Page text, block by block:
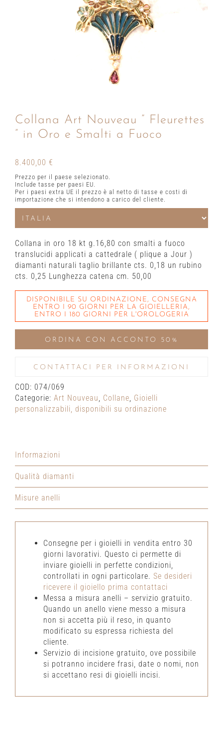
Collana Art Nouveau ” Fleurettes
” in Oro e Smalti a Fuoco
8.400,00 €
Prezzo per il paese selezionato.
Include tasse per paesi EU.
Per i paesi extra UE il prezzo è al netto di tasse e costi di
importazione che si intendono a carico del cliente.
Collana in oro 18 kt g.16,80 con smalti a fuoco
translucidi applicati a cattedrale ( plique a Jour )
diamanti naturali taglio brillante cts. 0,18 un rubino
cts. 0,25 Lunghezza catena cm. 50,00
DISPONIBILE SU ORDINAZIONE, CONSEGNA
ENTRO I 90 GIORNI PER LA GIOIELLERIA,
ENTRO I 180 GIORNI PER L'OROLOGERIA
ORDINA CON ACCONTO 50%
CONTATTACI PER INFORMAZIONI
COD: 074/069
Categorie: Art Nouveau, Collane, Gioielli
personalizzabili, disponibili su ordinazione
Informazioni
Qualità diamanti
Misure anelli
Consegne per i gioielli in vendita entro 30
giorni lavorativi. Questo ci permette di
inviare gioielli in perfette condizioni,
controllati in ogni particolare. Se desideri
ricevere il gioiello prima contattaci
Messa a misura anelli – servizio gratuito.
Quando un anello viene messo a misura
non si accetta più il reso, in quanto
modificato su espressa richiesta del
cliente.
Servizio di incisione gratuito, ove possibile
si potranno incidere frasi, date o nomi, non
si accettano resi di gioielli incisi.